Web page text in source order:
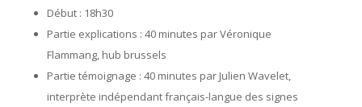
Début : 18h30
Partie explications : 40 minutes par Véronique
Flammang, hub brussels
Partie témoignage : 40 minutes par Julien Wavelet,
interprète indépendant français-langue des signes